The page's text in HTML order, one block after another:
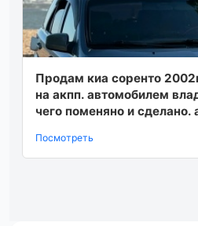
Продам киа соренто
на акпп. автомобилем
чего поменяно и сделано.
Посмотреть